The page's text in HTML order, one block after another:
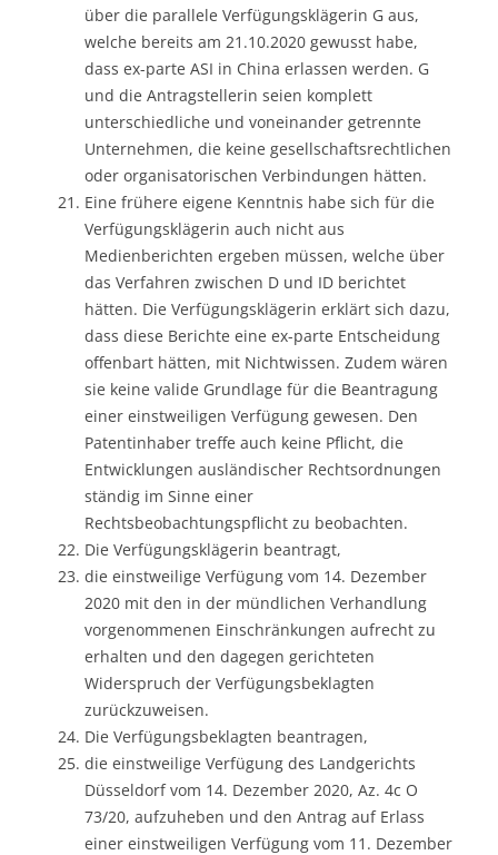
über die parallele Verfügungsklägerin G aus,
welche bereits am 21.10.2020 gewusst habe,
dass ex-parte ASI in China erlassen werden. G
und die Antragstellerin seien komplett
unterschiedliche und voneinander getrennte
Unternehmen, die keine gesellschaftsrechtlichen
oder organisatorischen Verbindungen hätten.
Eine frühere eigene Kenntnis habe sich für die
Verfügungsklägerin auch nicht aus
Medienberichten ergeben müssen, welche über
das Verfahren zwischen D und ID berichtet
hätten. Die Verfügungsklägerin erklärt sich dazu,
dass diese Berichte eine ex-parte Entscheidung
offenbart hätten, mit Nichtwissen. Zudem wären
sie keine valide Grundlage für die Beantragung
einer einstweiligen Verfügung gewesen. Den
Patentinhaber treffe auch keine Pflicht, die
Entwicklungen ausländischer Rechtsordnungen
ständig im Sinne einer
Rechtsbeobachtungspflicht zu beobachten.
Die Verfügungsklägerin beantragt,
die einstweilige Verfügung vom 14. Dezember
2020 mit den in der mündlichen Verhandlung
vorgenommenen Einschränkungen aufrecht zu
erhalten und den dagegen gerichteten
Widerspruch der Verfügungsbeklagten
zurückzuweisen.
Die Verfügungsbeklagten beantragen,
die einstweilige Verfügung des Landgerichts
Düsseldorf vom 14. Dezember 2020, Az. 4c O
73/20, aufzuheben und den Antrag auf Erlass
einer einstweiligen Verfügung vom 11. Dezember